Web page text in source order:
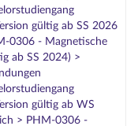
gültig ab SS 2026
0306 - Magnetische
ab SS 2024) >
gültig ab WS
> PHM-0306 -